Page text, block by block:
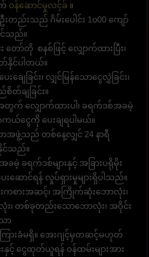
ဝန်ဆောင်မှုလင့်ခ် ။
းတည်းသည် ဂိမ်းပေါင်း 1၀00 ကျော်
င်သည်။
တော်တို စနစ်ဖြင့် လျှောက်ထားပြီး၊
နိုင်ပါတယ်။
ျေခြင်း၊ လျှင်မြန်သောငွေလွှဲခြင်း၊
တ်ချခြင်း။
က် လျှောက်ထားပါ၊ ခရက်ဒစ်အခမဲ့
ယ်ငွေကို ပေးချရပါမယ်။
ာအဖွဲ့သည် တစ်နေ့လျှင် 24 နာရီ
င်သည်။
အခမဲ့ ခရက်ဒစ်များနှင့် အခြားပရိုမိုး
ေးဆောင်ရန် လှုပ်ရှားမှုများရှိပါသည်။
ကစားအဆင့်၊ အကြိုက်ဆုံးဘောလုံး၊
၊ တစ်ခုတည်းသောဘောလုံး၊ အဝိုင်း
ာ
ားခံမရှိ။ အေးဂျင့်မှတဆင့်မဟုတ်
းနှင့် ငွေထုတ်ယူရန် ဝန်ထမ်းများအား